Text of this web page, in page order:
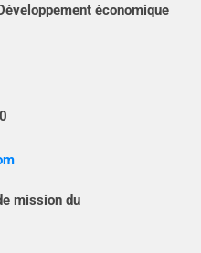
économique
mission du